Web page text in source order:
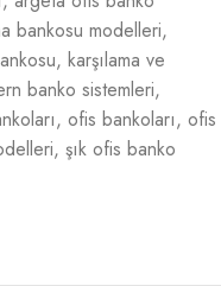
bankosu modelleri,
, karşılama ve
banko sistemleri,
, ofis bankoları, ofis
, şık ofis banko